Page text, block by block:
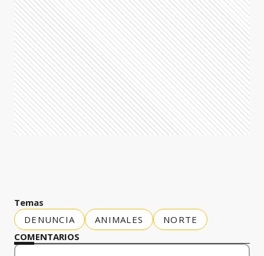
Temas
DENUNCIA
ANIMALES
NORTE
COMENTARIOS